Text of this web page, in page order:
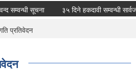
सम्वन्धी सूचना ३५ दिने हकदावी सम्वन्धी
प्रतिवेदन